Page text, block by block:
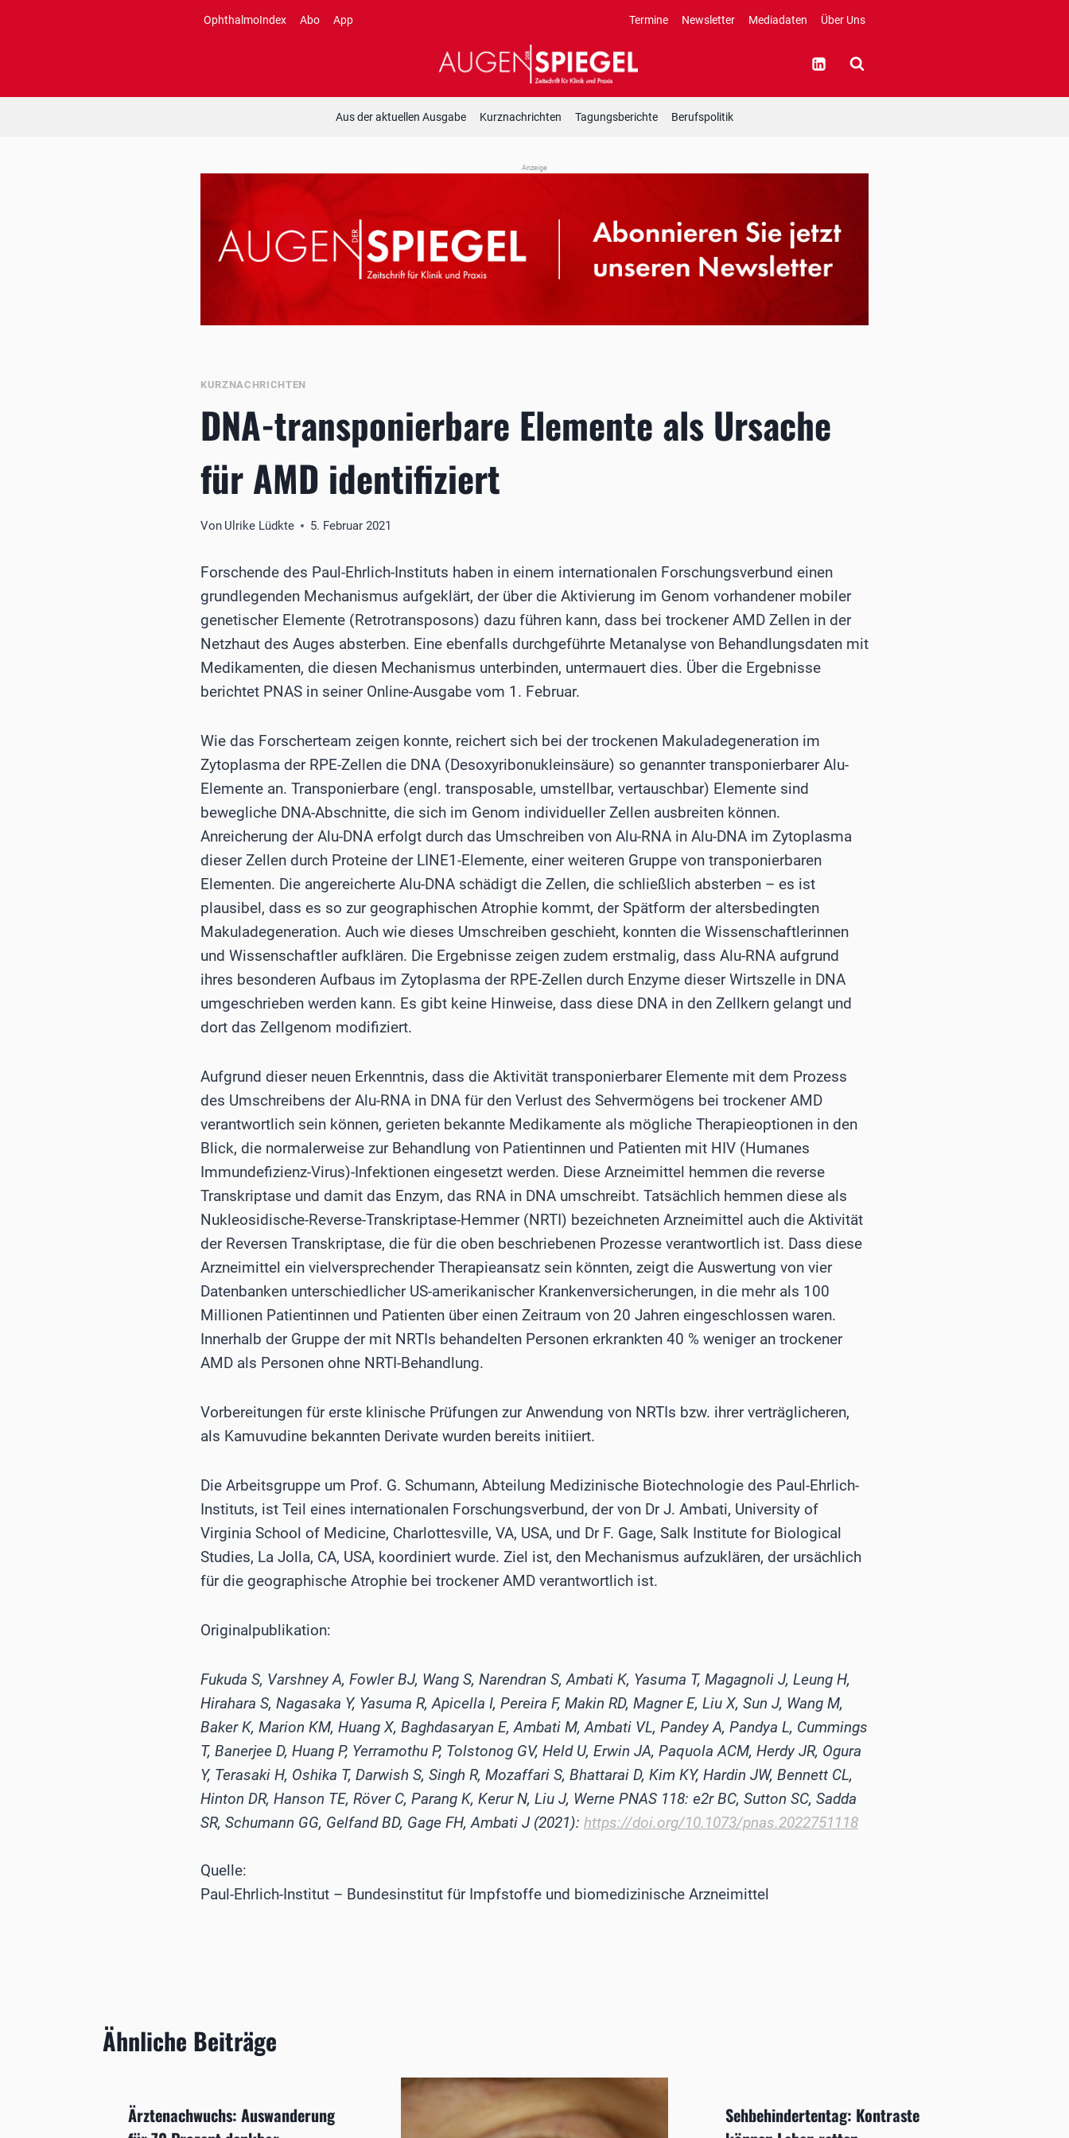
OphthalmoIndex Abo App Termine Newsletter Mediadaten Über Uns
Aus der aktuellen Ausgabe Kurznachrichten Tagungsberichte Berufspolitik
Anzeige
KURZNACHRICHTEN
DNA-transponierbare Elemente als Ursache
für AMD identifiziert
Von Ulrike Lüdkte 5. Februar 2021
Forschende des Paul-Ehrlich-Instituts haben in einem internationalen Forschungsverbund einen
grundlegenden Mechanismus aufgeklärt, der über die Aktivierung im Genom vorhandener mobiler
genetischer Elemente (Retrotransposons) dazu führen kann, dass bei trockener AMD Zellen in der
Netzhaut des Auges absterben. Eine ebenfalls durchgeführte Metanalyse von Behandlungsdaten mit
Medikamenten, die diesen Mechanismus unterbinden, untermauert dies. Über die Ergebnisse
berichtet PNAS in seiner Online-Ausgabe vom 1. Februar.
Wie das Forscherteam zeigen konnte, reichert sich bei der trockenen Makuladegeneration im
Zytoplasma der RPE-Zellen die DNA (Desoxyribonukleinsäure) so genannter transponierbarer Alu-
Elemente an. Transponierbare (engl. transposable, umstellbar, vertauschbar) Elemente sind
bewegliche DNA-Abschnitte, die sich im Genom individueller Zellen ausbreiten können.
Anreicherung der Alu-DNA erfolgt durch das Umschreiben von Alu-RNA in Alu-DNA im Zytoplasma
dieser Zellen durch Proteine der LINE1-Elemente, einer weiteren Gruppe von transponierbaren
Elementen. Die angereicherte Alu-DNA schädigt die Zellen, die schließlich absterben – es ist
plausibel, dass es so zur geographischen Atrophie kommt, der Spätform der altersbedingten
Makuladegeneration. Auch wie dieses Umschreiben geschieht, konnten die Wissenschaftlerinnen
und Wissenschaftler aufklären. Die Ergebnisse zeigen zudem erstmalig, dass Alu-RNA aufgrund
ihres besonderen Aufbaus im Zytoplasma der RPE-Zellen durch Enzyme dieser Wirtszelle in DNA
umgeschrieben werden kann. Es gibt keine Hinweise, dass diese DNA in den Zellkern gelangt und
dort das Zellgenom modifiziert.
Aufgrund dieser neuen Erkenntnis, dass die Aktivität transponierbarer Elemente mit dem Prozess
des Umschreibens der Alu-RNA in DNA für den Verlust des Sehvermögens bei trockener AMD
verantwortlich sein können, gerieten bekannte Medikamente als mögliche Therapieoptionen in den
Blick, die normalerweise zur Behandlung von Patientinnen und Patienten mit HIV (Humanes
Immundefizienz-Virus)-Infektionen eingesetzt werden. Diese Arzneimittel hemmen die reverse
Transkriptase und damit das Enzym, das RNA in DNA umschreibt. Tatsächlich hemmen diese als
Nukleosidische-Reverse-Transkriptase-Hemmer (NRTI) bezeichneten Arzneimittel auch die Aktivität
der Reversen Transkriptase, die für die oben beschriebenen Prozesse verantwortlich ist. Dass diese
Arzneimittel ein vielversprechender Therapieansatz sein könnten, zeigt die Auswertung von vier
Datenbanken unterschiedlicher US-amerikanischer Krankenversicherungen, in die mehr als 100
Millionen Patientinnen und Patienten über einen Zeitraum von 20 Jahren eingeschlossen waren.
Innerhalb der Gruppe der mit NRTIs behandelten Personen erkrankten 40 % weniger an trockener
AMD als Personen ohne NRTI-Behandlung.
Vorbereitungen für erste klinische Prüfungen zur Anwendung von NRTIs bzw. ihrer verträglicheren,
als Kamuvudine bekannten Derivate wurden bereits initiiert.
Die Arbeitsgruppe um Prof. G. Schumann, Abteilung Medizinische Biotechnologie des Paul-Ehrlich-
Instituts, ist Teil eines internationalen Forschungsverbund, der von Dr J. Ambati, University of
Virginia School of Medicine, Charlottesville, VA, USA, und Dr F. Gage, Salk Institute for Biological
Studies, La Jolla, CA, USA, koordiniert wurde. Ziel ist, den Mechanismus aufzuklären, der ursächlich
für die geographische Atrophie bei trockener AMD verantwortlich ist.
Originalpublikation:
Fukuda S, Varshney A, Fowler BJ, Wang S, Narendran S, Ambati K, Yasuma T, Magagnoli J, Leung H,
Hirahara S, Nagasaka Y, Yasuma R, Apicella I, Pereira F, Makin RD, Magner E, Liu X, Sun J, Wang M,
Baker K, Marion KM, Huang X, Baghdasaryan E, Ambati M, Ambati VL, Pandey A, Pandya L, Cummings
T, Banerjee D, Huang P, Yerramothu P, Tolstonog GV, Held U, Erwin JA, Paquola ACM, Herdy JR, Ogura
Y, Terasaki H, Oshika T, Darwish S, Singh R, Mozaffari S, Bhattarai D, Kim KY, Hardin JW, Bennett CL,
Hinton DR, Hanson TE, Röver C, Parang K, Kerur N, Liu J, Werne PNAS 118: e2r BC, Sutton SC, Sadda
SR, Schumann GG, Gelfand BD, Gage FH, Ambati J (2021): https://doi.org/10.1073/pnas.2022751118
Quelle:
Paul-Ehrlich-Institut – Bundesinstitut für Impfstoffe und biomedizinische Arzneimittel
Ähnliche Beiträge
Ärztenachwuchs: Auswanderung
Sehbehindertentag: Kontraste